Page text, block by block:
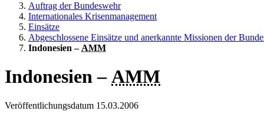
Auftrag der Bundeswehr
Internationales Krisenmanagement
Einsätze
Abgeschlossene Einsätze und anerkannte Missionen der
Indonesien – AMM
Indonesien –AMM
Veröffentlichungsdatum 15.03.2006